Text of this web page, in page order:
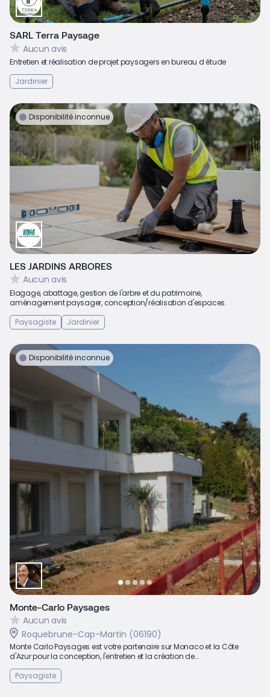
SARL Terra Paysage
Aucun avis
Entretien et réalisation de projet paysagers en bureau d étude
Jardinier
Disponibilité inconnue
LES JARDINS ARBORES
Aucun avis
Elagage, abattage, gestion de l'arbre et du patrimoine,
aménagement paysager, conception/réalisation d'espaces.
Paysagiste
Jardinier
Disponibilité inconnue
Monte-Carlo Paysages
Aucun avis
Roquebrune-Cap-Martin (06190)
Monte Carlo Paysages est votre partenaire sur Monaco et la Côte
d'Azur pour la conception, l'entretien et la création de...
Paysagiste